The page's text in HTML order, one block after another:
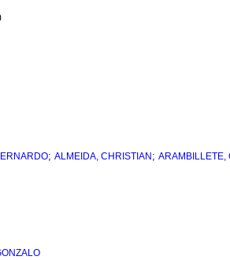
; ALMEIDA, CHRISTIAN ; ARAMBILLETE,